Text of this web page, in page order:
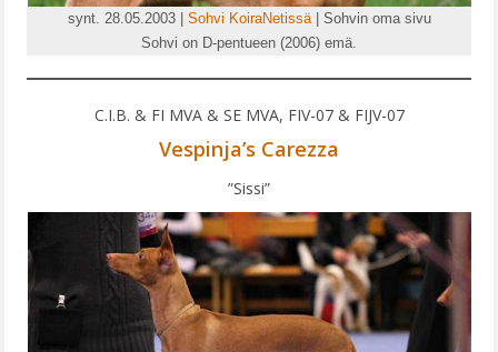
ROTUMÄÄRITELMÄ
UUTISET
synt. 28.05.2003 | Sohvi KoiraNetissä| Sohvin oma sivu
Sohvi on D-pentueen (2006) emä.
C.I.B. & FI MVA & SE MVA, FIV-07 & FIJV-07
Vespinja’s Carezza
”Sissi”